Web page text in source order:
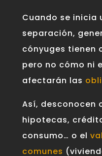
Cuando se inicia
separación,
cónyuges tienen
pero no cómo ni
afectarán las
Así, desconocen
hipotecas,
consumo… o el
comunes